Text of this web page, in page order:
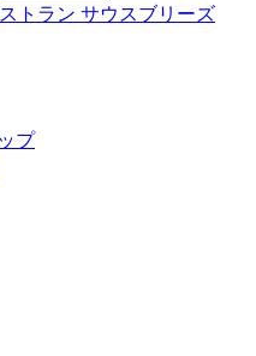
トラン サウスブリーズ
プ